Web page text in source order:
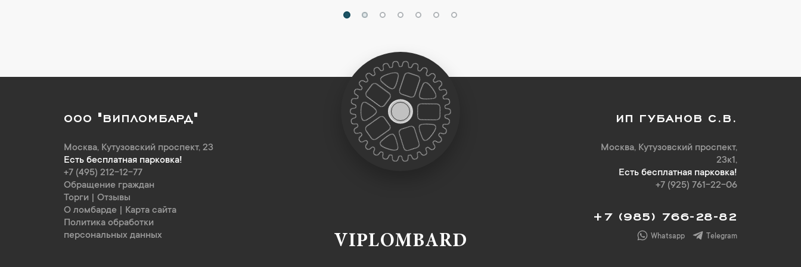
ООО "ВИПЛОМБАРД"
Москва, Кутузовский проспект, 23
Есть бесплатная парковка!
+7 (495) 212-12-77
Обращение граждан
Торги
Отзывы
О ломбарде
Карта сайта
Политика обработки
персональных данных
ИП ГУБАНОВ С.В.
Москва, Кутузовский проспект,
23к1,
Есть бесплатная парковка!
+7 (925) 761-22-06
+7 (985) 766-28-82
Whatsapp Telegram
VIPLOMBARD